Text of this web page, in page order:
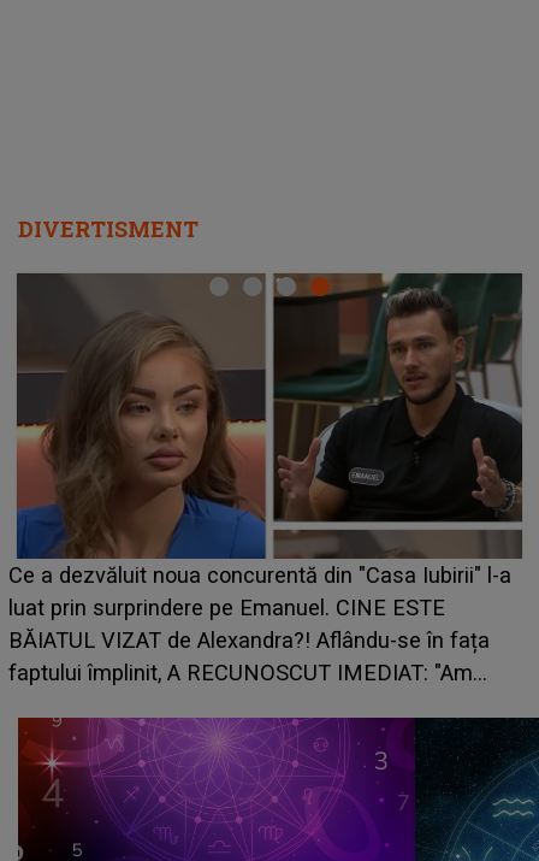
DIVERTISMENT
HOROSCOP de weekend, 8-9 august 2026. Zodia
care riscă să rămână fără bani. O decizie luată în
grabă îi aduce pierderi semnificative și îi dă toate
planurile peste cap